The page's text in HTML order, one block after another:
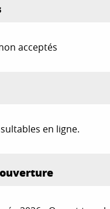
acceptés
en ligne.